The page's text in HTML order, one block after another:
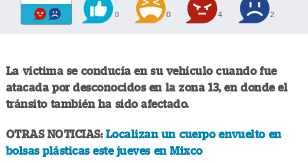
0 0 4 2
La víctima se conducía en su vehículo cuando fue
atacada por desconocidos en la zona 13, en donde el
tránsito también ha sido afectado.
OTRAS NOTICIAS: Localizan un cuerpo envuelto en
bolsas plásticas este jueves en Mixco